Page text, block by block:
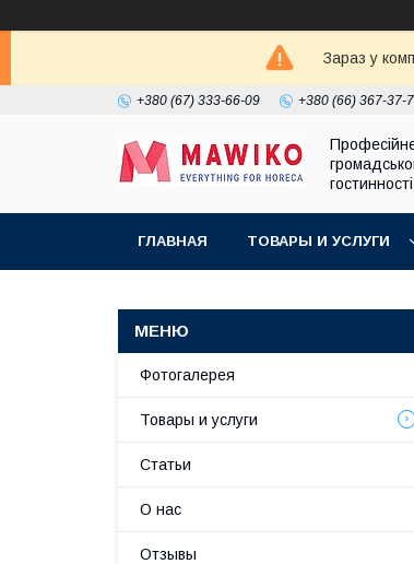
Зараз у
+380 (67) 333-66-09 +380 (66) 367-37-
гостинності
ГЛАВНАЯ ТОВАРЫ И УСЛУГИ
Фотогалерея
Товары и услуги
Статьи
О нас
Отзывы